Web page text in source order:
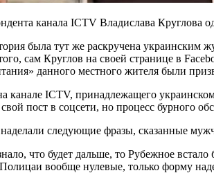
канала ICTV Владислава
была тут же раскручена украинским
сам Круглов на своей странице в
данного местного жителя были
канале ICTV, принадлежащего
пост в соцсети, но процесс бурного
следующие фразы, сказанные
что будет дальше, то Рубежное
вообще нулевые, только форму